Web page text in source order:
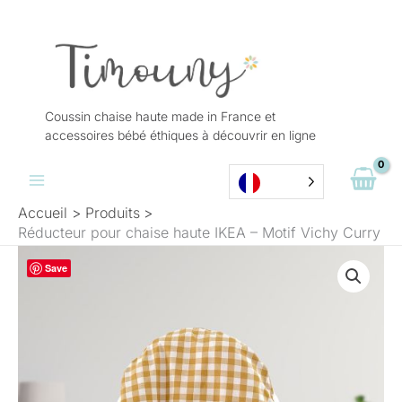
Coussin chaise haute made in France et
accessoires bébé éthiques à découvrir en ligne
Accueil
Produits
Réducteur pour chaise haute IKEA – Motif Vichy Curry
Save
25,90 €
à
31,90 €
quantité
de
IKEA